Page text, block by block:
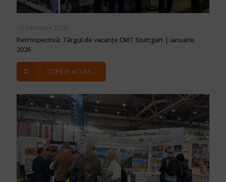
10 februarie 2026
Retrospectivă: Târgul de vacanțe CMT Stuttgart | ianuarie
2026
CITEȘTE ACUM ...